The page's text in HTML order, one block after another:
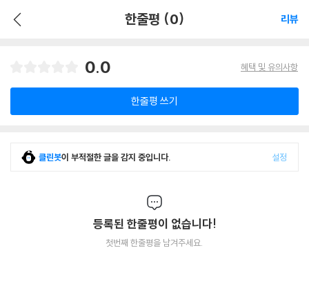
한줄평 (0) 리뷰
0.0 혜택 및 유의사항
한줄평 쓰기
클린봇이 부적절한 글을 감지 중입니다. 설정
등록된 한줄평이 없습니다!
첫번째 한줄평을 남겨주세요.